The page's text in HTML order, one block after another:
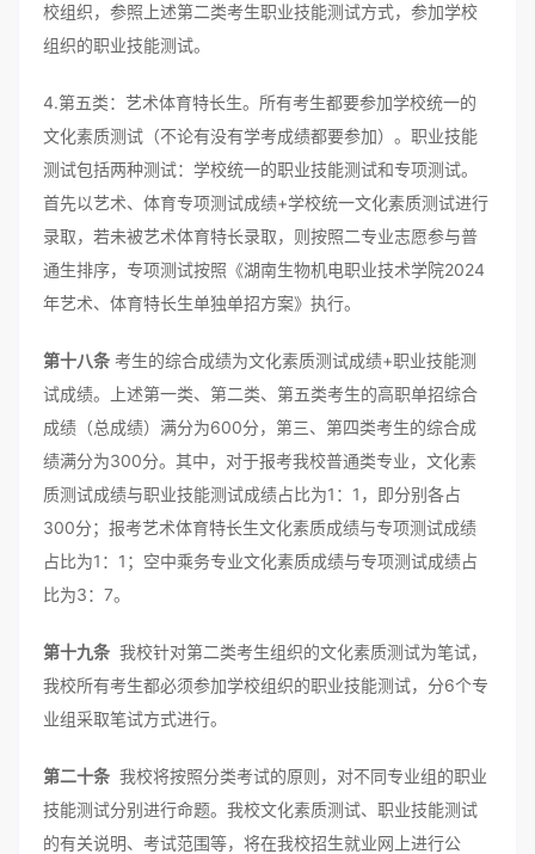
校组织，参照上述第二类考生职业技能测试方式，参加学校
组织的职业技能测试。
4.第五类：艺术体育特长生。所有考生都要参加学校统一的
文化素质测试（不论有没有学考成绩都要参加）。职业技能
测试包括两种测试：学校统一的职业技能测试和专项测试。
首先以艺术、体育专项测试成绩+学校统一文化素质测试进行
录取，若未被艺术体育特长录取，则按照二专业志愿参与普
通生排序，专项测试按照《湖南生物机电职业技术学院2024
年艺术、体育特长生单独单招方案》执行。
第十八条 考生的综合成绩为文化素质测试成绩+职业技能测
试成绩。上述第一类、第二类、第五类考生的高职单招综合
成绩（总成绩）满分为600分，第三、第四类考生的综合成
绩满分为300分。其中，对于报考我校普通类专业，文化素
质测试成绩与职业技能测试成绩占比为1：1，即分别各占
300分；报考艺术体育特长生文化素质成绩与专项测试成绩
占比为1：1；空中乘务专业文化素质成绩与专项测试成绩占
比为3：7。
第十九条 我校针对第二类考生组织的文化素质测试为笔试，
我校所有考生都必须参加学校组织的职业技能测试，分6个专
业组采取笔试方式进行。
第二十条 我校将按照分类考试的原则，对不同专业组的职业
技能测试分别进行命题。我校文化素质测试、职业技能测试
的有关说明、考试范围等，将在我校招生就业网上进行公